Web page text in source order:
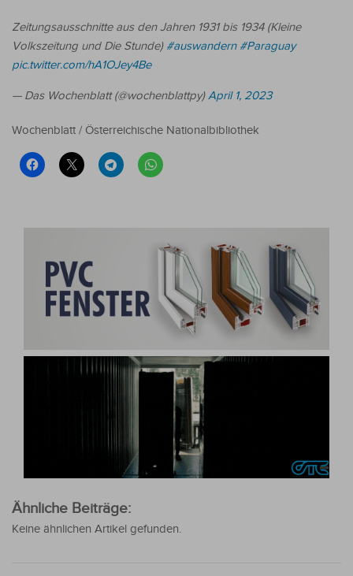
Zeitungsausschnitte aus den Jahren 1931 bis 1934 (Kleine
Volkszeitung und Die Stunde) #auswandern #Paraguay
pic.twitter.com/hA1OJey4Be
— Das Wochenblatt (@wochenblattpy)April 1, 2023
Wochenblatt / Österreichische Nationalbibliothek
Ähnliche Beiträge:
Keine ähnlichen Artikel gefunden.